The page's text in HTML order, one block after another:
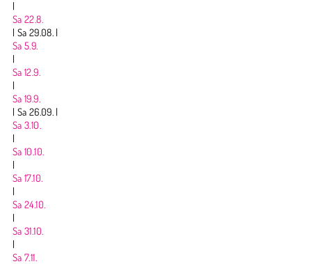
|
Sa 22.8.
| Sa 29.08. |
Sa 5.9.
|
Sa 12.9.
|
Sa 19.9.
| Sa 26.09. |
Sa 3.10.
|
Sa 10.10.
|
Sa 17.10.
|
Sa 24.10.
|
Sa 31.10.
|
Sa 7.11.